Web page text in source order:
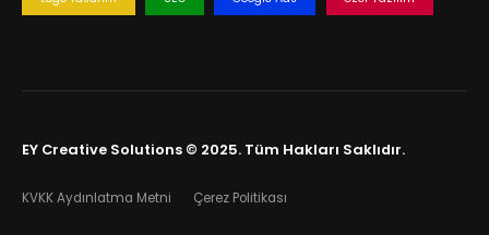
EY Creative Solutions © 2025. Tüm Hakları Saklıdır.
KVKK Aydınlatma Metni Çerez Politikası